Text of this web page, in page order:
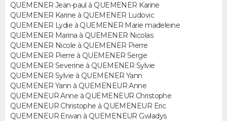
Forum
Aménagement intérieur
Extérieur
Cuisine
Salle de bains
Jardinage
Rangement
WEEK-END
Guides de France
Escapades
Patrimoine
Expositions
Musées
Week-end nature
+
LIFESTYLE
Art de vivre
Bien-être
Loisirs
Mode
Modes de vie
SANTE
Alimentation
Guide de la santé
Maladies
Médicaments
Sommeil
VOYAGE
Destinations
City break
Voyage nature
Voyage de noces
Forum
Climat
+
PHOTO
QUEMENER Jean-paul à QUEMENER Karine
QUEMENER Karine à QUEMENER Ludovic
QUEMENER Lydie à QUEMENER Marie madeleine
QUEMENER Marina à QUEMENER Nicolas
QUEMENER Nicole à QUEMENER Pierre
QUEMENER Pierre à QUEMENER Serge
QUEMENER Severine à QUEMENER Sylvie
QUEMENER Sylvie à QUEMENER Yann
QUEMENER Yann à QUEMENEUR Anne
QUEMENEUR Anne à QUEMENEUR Christophe
QUEMENEUR Christophe à QUEMENEUR Eric
QUEMENEUR Erwan à QUEMENEUR Gwladys